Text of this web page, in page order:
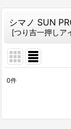
シマノ SUN
[つり吉一押しア
0件